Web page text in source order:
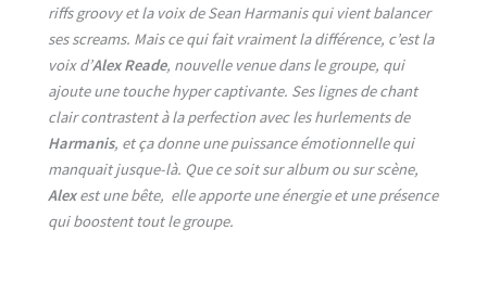
riffs groovy et la voix de Sean Harmanis qui vient balancer
ses screams. Mais ce qui fait vraiment la différence, c’est la
voix d’Alex Reade, nouvelle venue dans le groupe, qui
ajoute une touche hyper captivante. Ses lignes de chant
clair contrastent à la perfection avec les hurlements de
Harmanis, et ça donne une puissance émotionnelle qui
manquait jusque-là. Que ce soit sur album ou sur scène,
Alexest une bête, elle apporte une énergie et une présence
qui boostent tout le groupe.